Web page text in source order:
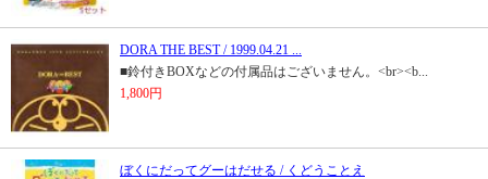
DORA THE BEST / 1999.04.21 ...
■鈴付きBOXなどの付属品はございません。<br><b...
1,800円
ぼくにだってグーはだせる / くどうことえ